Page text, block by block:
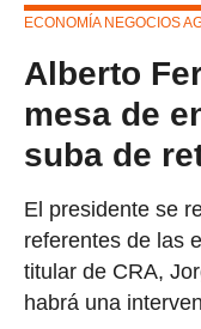
ECONOMÍA NEGOCIOS
Alberto
mesa de
suba de
El presidente se
referentes de las
titular de CRA,
habrá una